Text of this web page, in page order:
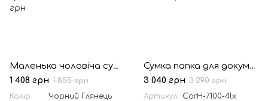
Маленька чоловіча сумка на пояс, через плече, на джинси чорна TARWA GAw-1350-3md
1 408 грн 1 855 грн
Колір
Чорний Глянець
Сумка папка для документів А4 шкіра TARWA RA-7100-4lx чорна crazy horse
3 040 грн 3 290 грн
Артикул
CorH-7100-4lx